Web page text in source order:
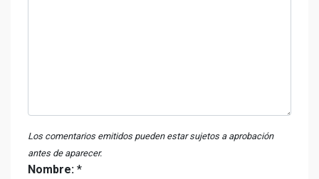
Los comentarios emitidos pueden estar sujetos a aprobación
antes de aparecer.
Nombre: *